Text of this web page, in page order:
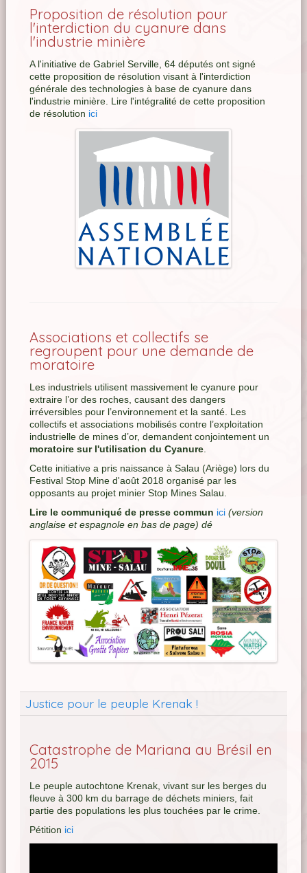
Proposition de résolution pour
l'interdiction du cyanure dans
l'industrie minière
A l'initiative de Gabriel Serville, 64 députés ont signé
cette proposition de résolution visant à l'interdiction
générale des technologies à base de cyanure dans
l'industrie minière. Lire l'intégralité de cette proposition
de résolution ici
Associations et collectifs se
regroupent pour une demande de
moratoire
Les industriels utilisent massivement le cyanure pour
extraire l’or des roches, causant des dangers
irréversibles pour l’environnement et la santé. Les
collectifs et associations mobilisés contre l’exploitation
industrielle de mines d’or, demandent conjointement un
moratoire sur l'utilisation du Cyanure.
Cette initiative a pris naissance à Salau (Ariège) lors du
Festival Stop Mine d'août 2018 organisé par les
opposants au projet minier Stop Mines Salau.
Lire le communiqué de presse commun ici (version
anglaise et espagnole en bas de page) dé
Justice pour le peuple Krenak !
Catastrophe de Mariana au Brésil en
2015
Le peuple autochtone Krenak, vivant sur les berges du
fleuve à 300 km du barrage de déchets miniers, fait
partie des populations les plus touchées par le crime.
Pétition ici